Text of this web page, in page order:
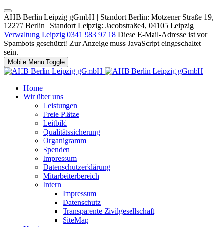
AHB Berlin Leipzig gGmbH | Standort Berlin: Motzener Straße 19,
12277 Berlin | Standort Leipzig: Jacobstraße4, 04105 Leipzig
Verwaltung Leipzig 0341 983 97 18 Diese E-Mail-Adresse ist vor
Spambots geschützt! Zur Anzeige muss JavaScript eingeschaltet
sein.
Mobile Menu Toggle
Home
Wir über uns
Leistungen
Freie Plätze
Leitbild
Qualitätssicherung
Organigramm
Spenden
Impressum
Datenschutzerklärung
Mitarbeiterbereich
Intern
Impressum
Datenschutz
Transparente Zivilgesellschaft
SiteMap